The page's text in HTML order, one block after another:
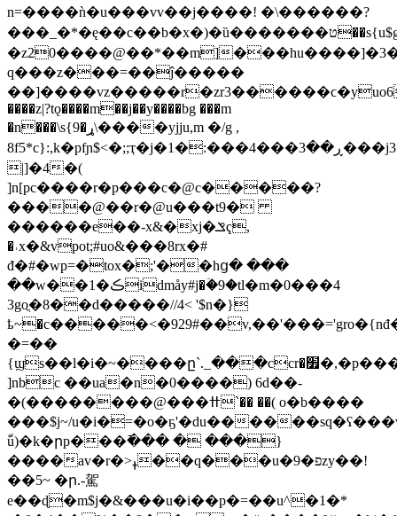
n=����ǹ�u���vv��j����! �\������?
���_�*�ę��c��b�x�)�ȕ�������ט��s{u$g?
�z20����@��*��m]
q���z���=��ĵ�����
����z|?tǫ����m��j��y����bg ���m
�n���\s{9�ړ\����yjju,m �/g ,
8f5*c}:,k�pfɲ$<�;;ҭ�j�1�:���ڕ��3���4���j3����2f
|]�4�(
]n[pc����r�p���c�@c�����?
����@��r�@u���t9�
������e��-x&�xj�ݏҁ,
�˓x�&vpot;#uo&���8rx�#
đ�#�wp=�tox�;'��hց� ���
��w��1�ڪidmåy#j�ؔ�9�tl�m�0���4
3goֳ�8��d�����//4< '$n�}
�=��
{ϣs��l�i�~����ը`._���ccr�׿�,�p���t9l��ޗ��3���dѿ!8pd����}]nǳ�(
]nbc ��ua�n�0����) 6d��-
�(��������@���ߚ`�� ��( o�b����
���$j~/u�i�=�o�ҕ'�du����
ّu)�k�րp���߫��� � ���}
����av�r�>ߪ��q���u�9�פzy��!
��5~ �ր.-駕
e��ɖ�m$j�&���u�i��p�=��u^�1�*